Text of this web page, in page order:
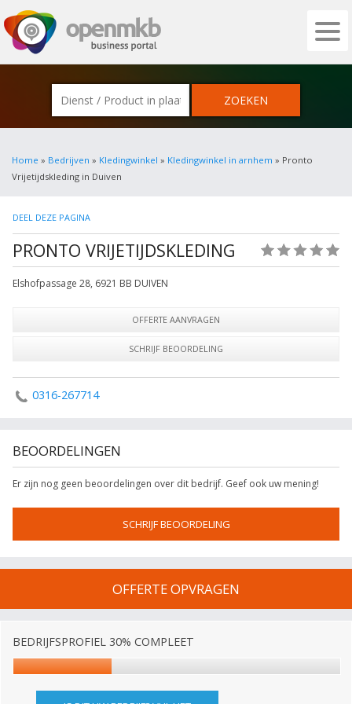
OPENMKB - DE ZAKELIJKE PORTAL
Home » Bedrijven » Kledingwinkel » Kledingwinkel in arnhem » Pronto
Vrijetijdskleding in Duiven
DEEL DEZE PAGINA
PRONTO VRIJETIJDSKLEDING
Elshofpassage 28, 6921 BB DUIVEN
OFFERTE AANVRAGEN
SCHRIJF BEOORDELING
0316-267714
BEOORDELINGEN
Er zijn nog geen beoordelingen over dit bedrijf. Geef ook uw mening!
SCHRIJF BEOORDELING
OFFERTE OPVRAGEN
BEDRIJFSPROFIEL 30% COMPLEET